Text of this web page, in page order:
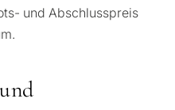
und Abschlusspreis